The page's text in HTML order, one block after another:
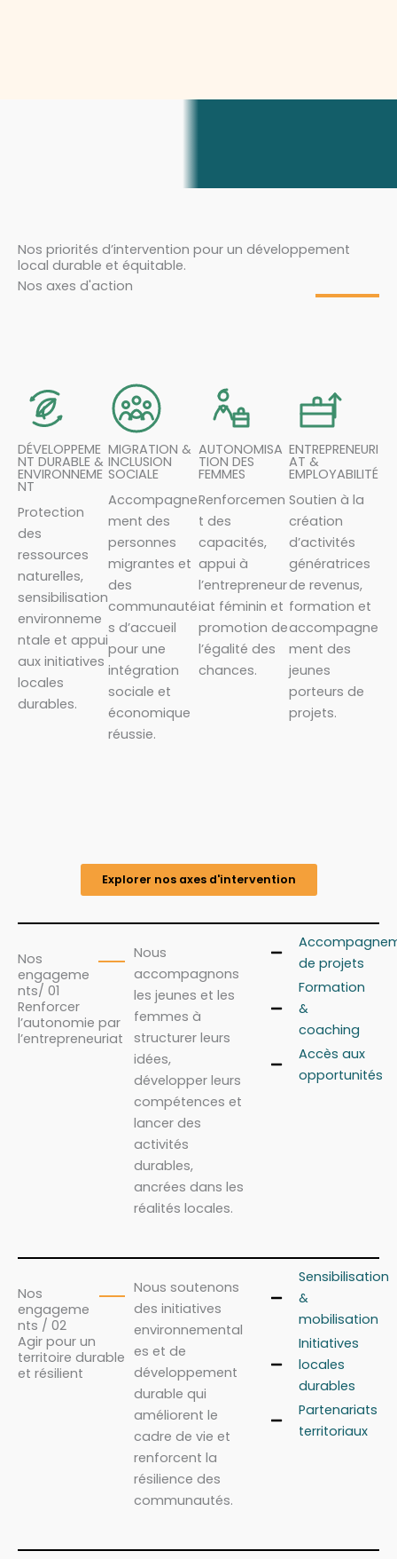
Nos priorités d’intervention pour un développement
local durable et équitable.
Nos axes d'action
DÉVELOPPEME
NT DURABLE &
ENVIRONNEME
NT
Protection
des
ressources
naturelles,
sensibilisation
environneme
ntale et appui
aux initiatives
locales
durables.
MIGRATION &
INCLUSION
SOCIALE
Accompagne
ment des
personnes
migrantes et
des
communauté
s d’accueil
pour une
intégration
sociale et
économique
réussie.
AUTONOMISA
TION DES
FEMMES
Renforcemen
t des
capacités,
appui à
l’entrepreneur
iat féminin et
promotion de
l’égalité des
chances.
ENTREPRENEURI
AT &
EMPLOYABILITÉ
Soutien à la
création
d’activités
génératrices
de revenus,
formation et
accompagne
ment des
jeunes
porteurs de
projets.
Explorer nos axes d'intervention
Nos
engageme
nts/ 01
Renforcer
l’autonomie par
l’entrepreneuriat
Nous
accompagnons
les jeunes et les
femmes à
structurer leurs
idées,
développer leurs
compétences et
lancer des
activités
durables,
ancrées dans les
réalités locales.
de projets
Formation
&
coaching
Accès aux
opportunités
Nos
engageme
nts / 02
Agir pour un
territoire durable
et résilient
Nous soutenons
des initiatives
environnemental
es et de
développement
durable qui
améliorent le
cadre de vie et
renforcent la
résilience des
communautés.
Sensibilisation
&
mobilisation
Initiatives
locales
durables
Partenariats
territoriaux